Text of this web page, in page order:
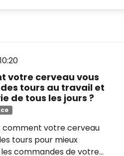
. Une immersion
pour cultiver la pleine
la présence attentive, et
de l’événement avec
ouvert et
10:20
votre cerveau vous
tours au travail et
de tous les jours ?
comment votre cerveau
tours pour mieux
commandes de votre